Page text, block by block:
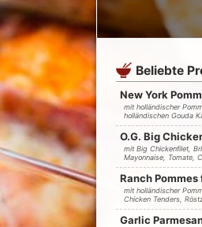
Beliebte
New York
mit holländischer
holländischen Gouda
O.G. Big
mit Big Chickenfilet,
Mayonnaise, Tomate,
Ranch
mit holländischer
Chicken Tenders,
Garlic